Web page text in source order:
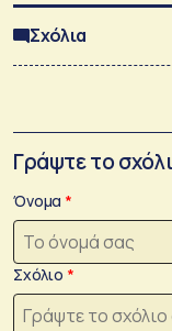
Σχόλια
Γράψτε το
Όνομα
Σχόλιο